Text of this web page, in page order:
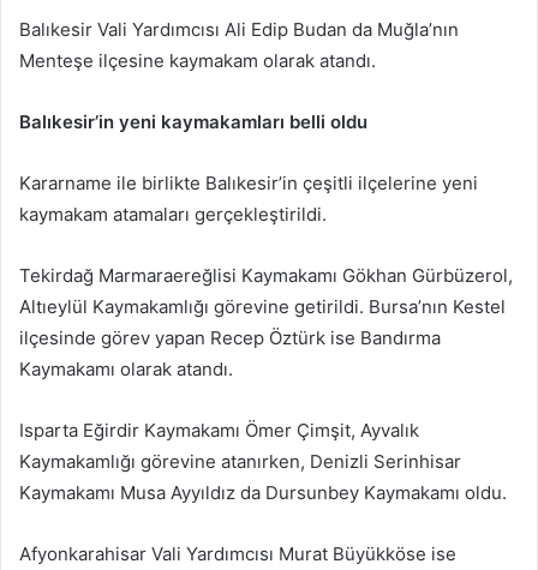
Balıkesir Vali Yardımcısı Ali Edip Budan da Muğla’nın
Menteşe ilçesine kaymakam olarak atandı.
Balıkesir’in yeni kaymakamları belli oldu
Kararname ile birlikte Balıkesir’in çeşitli ilçelerine yeni
kaymakam atamaları gerçekleştirildi.
Tekirdağ Marmaraereğlisi Kaymakamı Gökhan Gürbüzerol,
Altıeylül Kaymakamlığı görevine getirildi. Bursa’nın Kestel
ilçesinde görev yapan Recep Öztürk ise Bandırma
Kaymakamı olarak atandı.
Isparta Eğirdir Kaymakamı Ömer Çimşit, Ayvalık
Kaymakamlığı görevine atanırken, Denizli Serinhisar
Kaymakamı Musa Ayyıldız da Dursunbey Kaymakamı oldu.
Afyonkarahisar Vali Yardımcısı Murat Büyükköse ise